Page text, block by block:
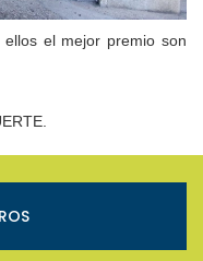
ellosel mejor premio son